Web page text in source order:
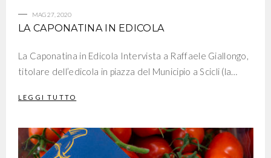
MAG 27, 2020
LA CAPONATINA IN EDICOLA
La Caponatina in Edicola Intervista a Raffaele Giallongo,
titolare dell’edicola in piazza del Municipio a Scicli (la…
LEGGI TUTTO